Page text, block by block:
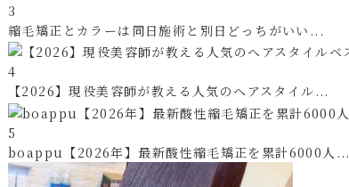
3
縮毛矯正とカラーは同日施術と別日どっちがいい...
4
【2026】現役美容師が教える人気のヘアスタイル...
5
boappu【2026年】最新酸性縮毛矯正を累計6000人...